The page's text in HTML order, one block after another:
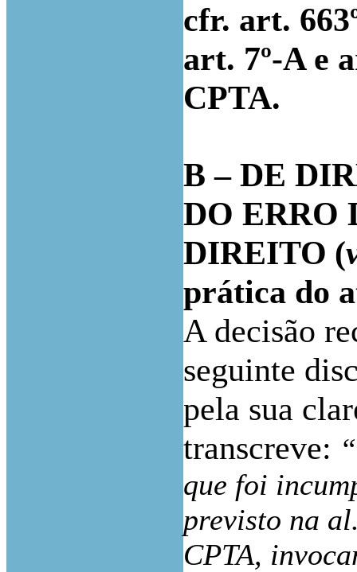
cfr. art.
art. 7º-A e
CPTA.
B – DE
DO ERRO
DIREITO (
prática do
A decisão
seguinte
pela sua
transcreve:
que foi
previsto na
CPTA,